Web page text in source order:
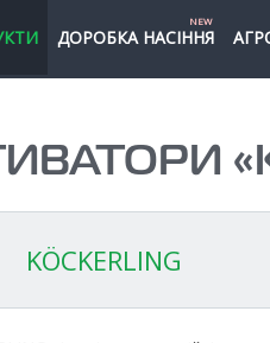
ДОРОБКА НАСІННЯ
NEW
KÖCKERLING